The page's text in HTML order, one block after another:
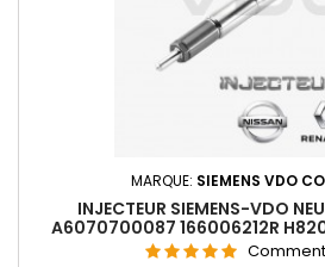
MARQUE: SIEMENS VDO
INJECTEUR SIEMENS-VDO
A6070700087 166006212R